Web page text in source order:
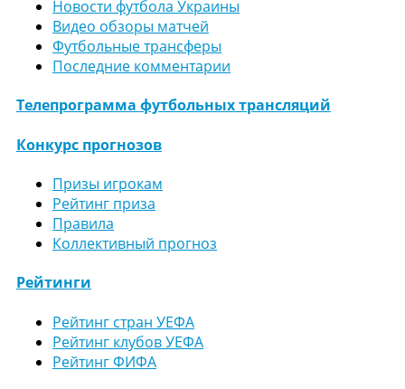
Новости футбола Украины
Видео обзоры матчей
Футбольные трансферы
Последние комментарии
Телепрограмма футбольных трансляций
Конкурс прогнозов
Призы игрокам
Рейтинг приза
Правила
Коллективный прогноз
Рейтинги
Рейтинг стран УЕФА
Рейтинг клубов УЕФА
Рейтинг ФИФА